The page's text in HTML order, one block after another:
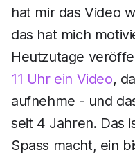
hat mir das Video
das hat mich
Heutzutage
11 Uhr ein Video,
aufnehme - und
seit 4 Jahren. Das
Spass macht, ein